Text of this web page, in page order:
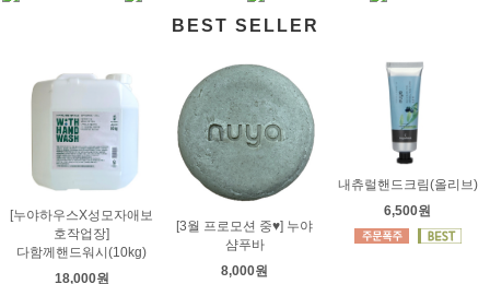
BEST SELLER
[누야하우스X성모자애보
호작업장]
다함께핸드워시(10kg)
18,000원
[3월 프로모션 중♥] 누야
샴푸바
8,000원
내츄럴핸드크림(올리브)
6,500원